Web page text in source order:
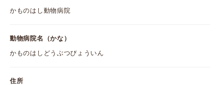
かものはし動物病院
動物病院名（かな）
かものはしどうぶつびょういん
住所